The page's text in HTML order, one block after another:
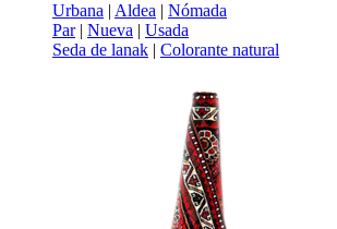
Urbana | Aldea | Nómada
Par| Nueva | Usada
Seda de lanak | Colorante natural